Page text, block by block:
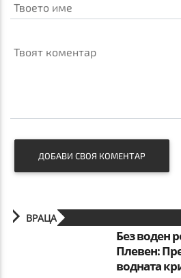
Твоето име
Твоят коментар
ДОБАВИ СВОЯ КОМЕНТАР
ВРАЦА
Без воден
Плевен:
водната